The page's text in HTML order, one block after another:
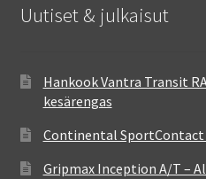
Uutiset & julkaisut
Hankook Vantra Transit
kesärengas
Continental SportContact
Gripmax Inception A/T –